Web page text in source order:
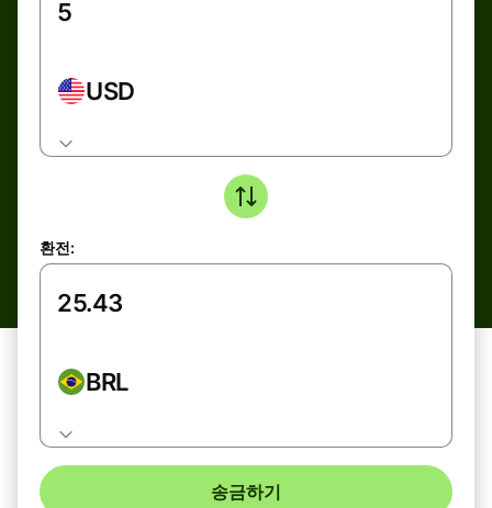
USD
환전:
BRL
송금하기